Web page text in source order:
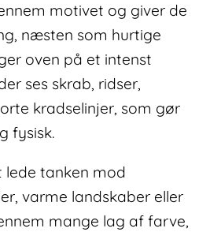
motivet og giver de
næsten som hurtige
oven på et intenst
ses skrab, ridser,
kradselinjer, som gør
fysisk.
lede tanken mod
varme landskaber eller
mange lag af farve,